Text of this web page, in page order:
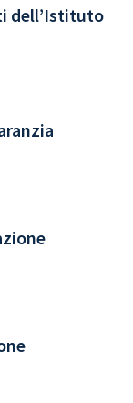
dell’Istituto